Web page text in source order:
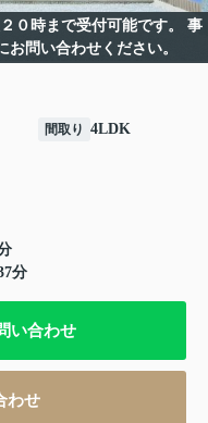
０時まで受付可能です。 事
問い合わせください。
間取り 4LDK
分
い合わせ
わせ